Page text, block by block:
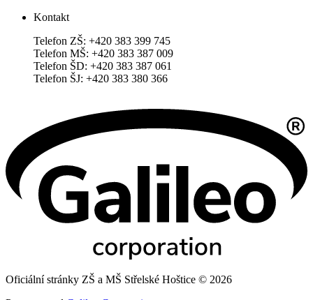
Kontakt
Telefon ZŠ: +420 383 399 745
Telefon MŠ: +420 383 387 009
Telefon ŠD: +420 383 387 061
Telefon ŠJ: +420 383 380 366
Oficiální stránky ZŠ a MŠ Střelské Hoštice © 2026